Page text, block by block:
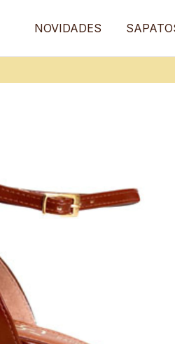
NOVIDADES